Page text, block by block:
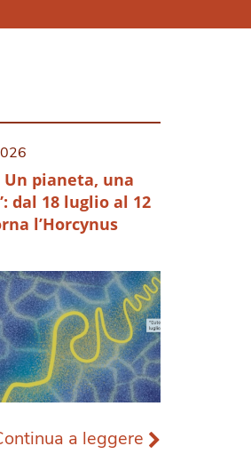
Un pianeta, una
dal 18 luglio al 12
l’Horcynus
a leggere